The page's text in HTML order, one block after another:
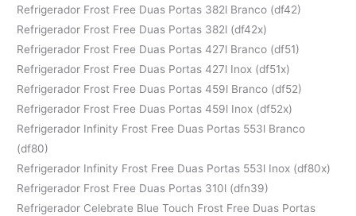
Refrigerador Frost Free Duas Portas 382l Branco (df42)
Refrigerador Frost Free Duas Portas 382l (df42x)
Refrigerador Frost Free Duas Portas 427l Branco (df51)
Refrigerador Frost Free Duas Portas 427l Inox (df51x)
Refrigerador Frost Free Duas Portas 459l Branco (df52)
Refrigerador Frost Free Duas Portas 459l Inox (df52x)
Refrigerador Infinity Frost Free Duas Portas 553l Branco
(df80)
Refrigerador Infinity Frost Free Duas Portas 553l Inox (df80x)
Refrigerador Frost Free Duas Portas 310l (dfn39)
Refrigerador Celebrate Blue Touch Frost Free Duas Portas